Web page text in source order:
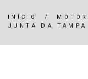
INÍCIO / MOTOR
JUNTA DA TAMPA